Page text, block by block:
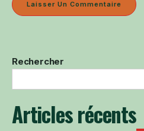
Rechercher
Articles récents